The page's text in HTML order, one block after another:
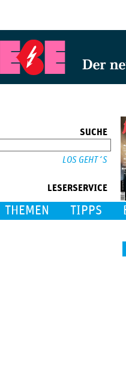
SUCHE
LESERSERVICE
THEMEN TIPPS